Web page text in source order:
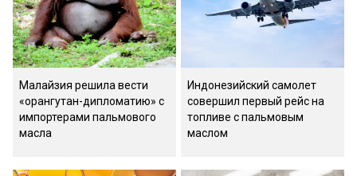
Малайзия решила вести
«орангутан-дипломатию» с
импортерами пальмового
масла
Индонезийский самолет
совершил первый рейс на
топливе с пальмовым
маслом